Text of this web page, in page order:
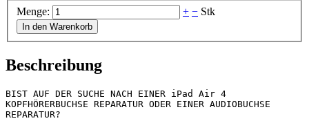
Menge:
+ − Stk
In den Warenkorb
Beschreibung
BIST AUF DER SUCHE NACH EINER iPad Air 4
KOPFHÖRERBUCHSE REPARATUR ODER EINER AUDIOBUCHSE
REPARATUR?